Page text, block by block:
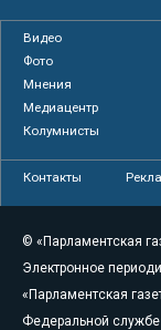
Видео
Фото
Мнения
Медиацентр
Колумнисты
Контакты
© «Парламентская
Электронное
«Парламентская
Федеральной